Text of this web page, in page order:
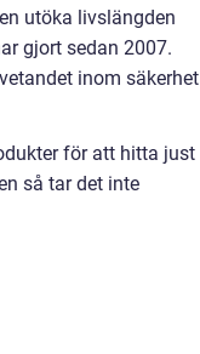
utöka livslängden
gjort sedan 2007.
inom säkerhet
för att hitta just
så tar det inte